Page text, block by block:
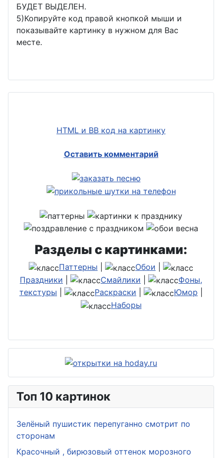
БУДЕТ ВЫДЕЛЕН.
5)Копируйте код правой кнопкой мыши и
показывайте картинку в нужном для Вас
месте.
HTML и BB код на картинку
Оставить комментарий
Разделы с картинками:
Паттерны Обои
Праздники
Смайлики
Фоны,
текстуры
Раскраски Юмор
Наборы
Топ 10 картинок
Зелёный пушистик перепуганно смотрит по
сторонам
Красочный , бирюзовый оттенок морозного